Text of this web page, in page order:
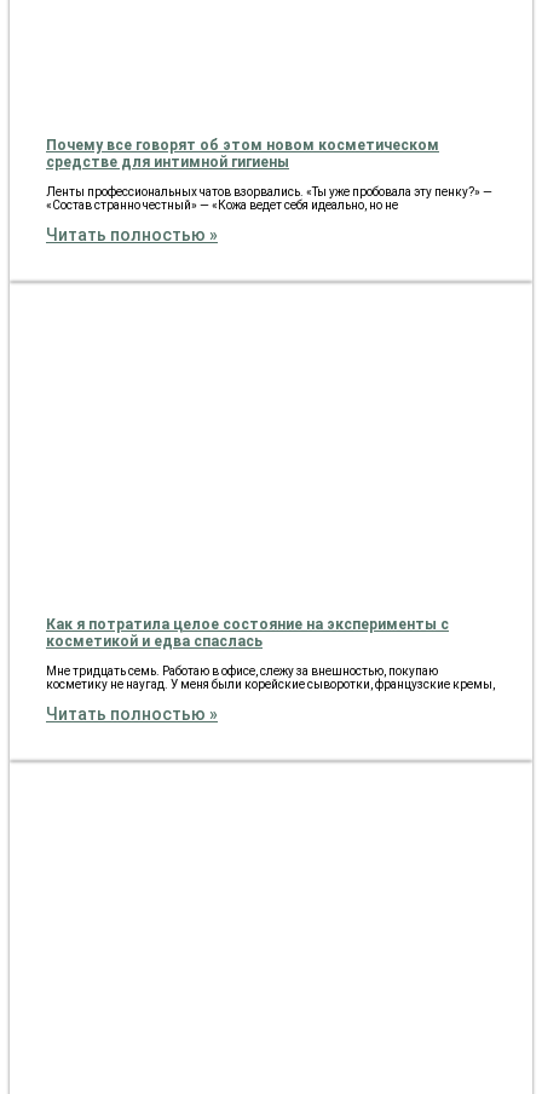
Почему все говорят об этом новом косметическом
средстве для интимной гигиены
Ленты профессиональных чатов взорвались. «Ты уже пробовала эту пенку?» —
«Состав странно честный» — «Кожа ведет себя идеально, но не
Читать полностью »
Как я потратила целое состояние на эксперименты с
косметикой и едва спаслась
Мне тридцать семь. Работаю в офисе, слежу за внешностью, покупаю
косметику не наугад. У меня были корейские сыворотки, французские кремы,
Читать полностью »